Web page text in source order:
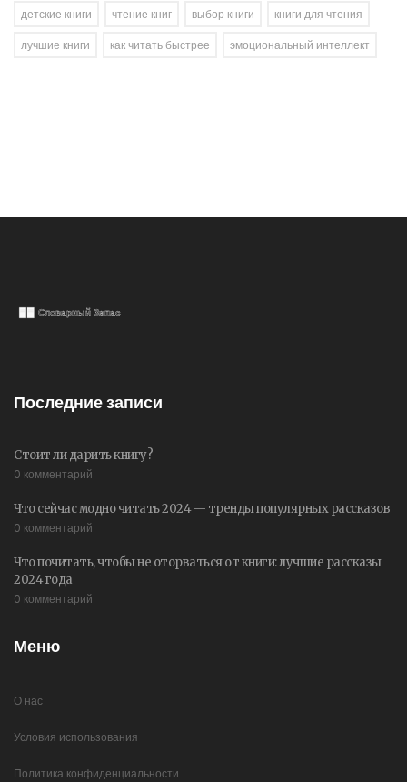
детские книги
чтение книг выбор книги
книги для чтения
лучшие книги
как читать быстрее эмоциональный интеллект
Последние записи
Стоит ли дарить книгу?
0 комментарий
Что сейчас модно читать 2024 — тренды популярных рассказов
0 комментарий
Что почитать, чтобы не оторваться от книги: лучшие рассказы
2024 года
0 комментарий
Меню
О нас
Условия использования
Политика конфиденциальности